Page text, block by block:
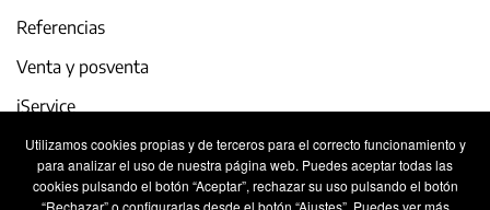
Utilizamos cookies propias y de terceros para el correcto funcionamiento y
para analizar el uso de nuestra página web. Puedes aceptar todas las
cookies pulsando el botón “Aceptar”, rechazar su uso pulsando el botón
“Rechazar” o configurarlas desde el botón “Ajustes”. Puedes ver más
Referencias
Venta y posventa
iService
Actualidad y eventos
Trabaja con nosotros